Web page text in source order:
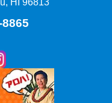
HI 96813
8865